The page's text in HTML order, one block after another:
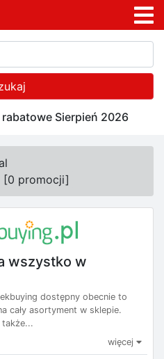
Sierpień 2026
[0 promocji]
wszystko w
dostępny obecnie to
cały asortyment w sklepie.
także...
więcej